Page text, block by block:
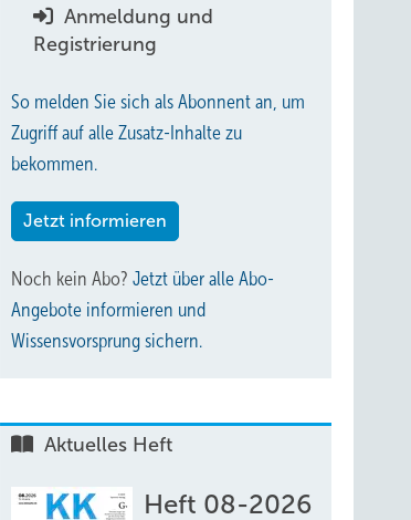
Anmeldung und
Registrierung
So melden Sie sich als Abonnent an, um
Zugriff auf alle Zusatz-Inhalte zu
bekommen.
Jetzt informieren
Noch kein Abo? Jetzt über alle Abo-
Angebote informieren und
Wissensvorsprung sichern.
Aktuelles Heft
Heft 08-2026